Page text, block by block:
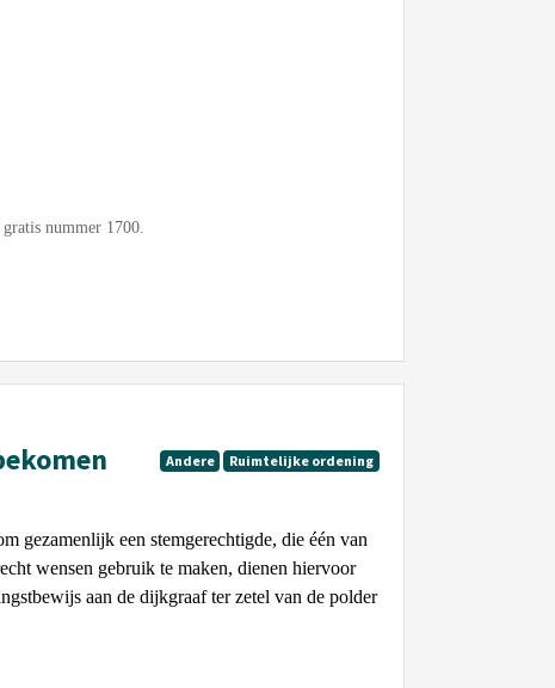
nummer 1700.
Andere Ruimtelijke ordening
gezamenlijk een stemgerechtigde, die één van
wensen gebruik te maken, dienen hiervoor
aan de dijkgraaf ter zetel van de polder